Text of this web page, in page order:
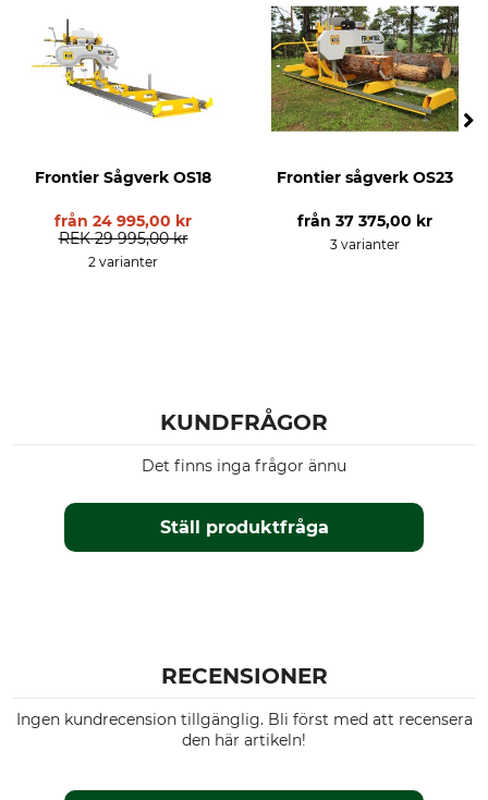
Frontier Sågverk OS18
från 24 995,00 kr
REK 29 995,00 kr
2 varianter
Frontier sågverk OS23
från 37 375,00 kr
3 varianter
KUNDFRÅGOR
Ställ produktfråga
Det finns inga frågor ännu
RECENSIONER
Ingen kundrecension tillgänglig. Bli först med att recensera
den här artikeln!